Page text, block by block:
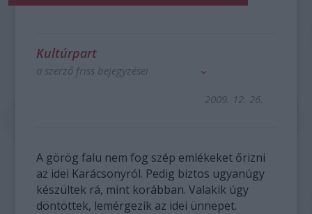
Kultúrpart
a szerző friss bejegyzései
2009. 12. 26.
A görög falu nem fog szép emlékeket őrizni
az idei Karácsonyról. Pedig biztos ugyanúgy
készültek rá, mint korábban. Valakik úgy
döntöttek, lemérgezik az idei ünnepet.